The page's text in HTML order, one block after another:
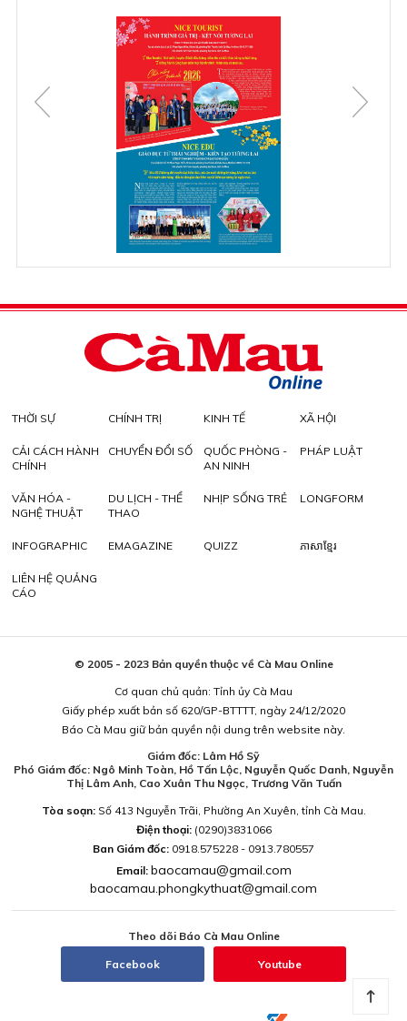
THỜI SỰ CHÍNH TRỊ KINH TẾ XÃ HỘI
CẢI CÁCH HÀNH
CHÍNH
CHUYỂN ĐỔI SỐ
QUỐC PHÒNG -
AN NINH
PHÁP LUẬT
VĂN HÓA -
NGHỆ THUẬT
DU LỊCH - THỂ
THAO
NHỊP SỐNG TRẺ LONGFORM
INFOGRAPHIC EMAGAZINE QUIZZ ភាសាខ្មែរ
LIÊN HỆ QUẢNG
CÁO
© 2005 - 2023 Bản quyền thuộc về Cà Mau Online
Cơ quan chủ quản: Tỉnh ủy Cà Mau
Giấy phép xuất bản số 620/GP-BTTTT, ngày 24/12/2020
Báo Cà Mau giữ bản quyền nội dung trên website này.
Giám đốc: Lâm Hồ Sỹ
Phó Giám đốc: Ngô Minh Toàn, Hồ Tấn Lộc, Nguyễn Quốc Danh, Nguyễn
Thị Lâm Anh, Cao Xuân Thu Ngọc, Trương Văn Tuấn
Tòa soạn:Số 413 Nguyễn Trãi, Phường An Xuyên, tỉnh Cà Mau.
Điện thoại: (0290)3831066
Ban Giám đốc: 0918.575228 - 0913.780557
Email: baocamau@gmail.com
baocamau.phongkythuat@gmail.com
Theo dõi Báo Cà Mau Online
Facebook Youtube